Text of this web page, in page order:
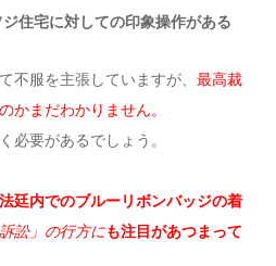
住宅に対しての印象操作がある
不服を主張していますが、 最高裁
かまだわかりません。
必要があるでしょう。
廷内でのブルーリボンバッジの着
訟」の行方にも注目があつまって